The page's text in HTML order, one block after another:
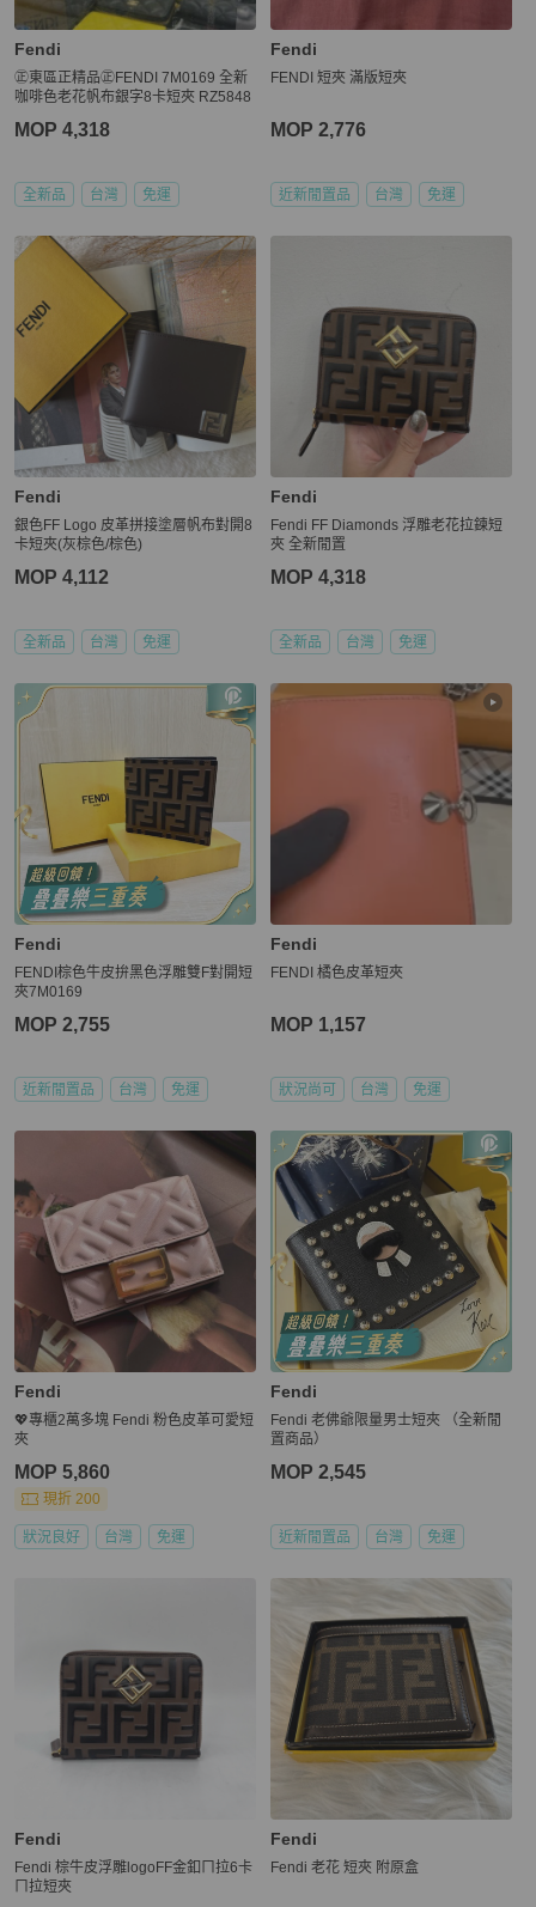
Fendi
㊣東區正精品㊣FENDI 7M0169 全新
咖啡色老花帆布銀字8卡短夾 RZ5848
MOP 4,318
全新品 台灣 免運
Fendi
FENDI 短夾 滿版短夾
MOP 2,776
近新閒置品 台灣 免運
Fendi
銀色FF Logo 皮革拼接塗層帆布對開8
卡短夾(灰棕色/棕色)
MOP 4,112
全新品 台灣 免運
Fendi
Fendi FF Diamonds 浮雕老花拉鍊短
夾 全新閒置
MOP 4,318
全新品 台灣 免運
Fendi
FENDI棕色牛皮拚黑色浮雕雙F對開短
夾7M0169
MOP 2,755
近新閒置品 台灣 免運
Fendi
FENDI 橘色皮革短夾
MOP 1,157
狀況尚可 台灣 免運
Fendi
💖專櫃2萬多塊 Fendi 粉色皮革可愛短
夾
MOP 5,860
現折 200
狀況良好 台灣 免運
Fendi
Fendi 老佛爺限量男士短夾 （全新閒
置商品）
MOP 2,545
近新閒置品 台灣 免運
Fendi
Fendi 棕牛皮浮雕logoFF金釦ㄇ拉6卡
ㄇ拉短夾
Fendi
Fendi 老花 短夾 附原盒